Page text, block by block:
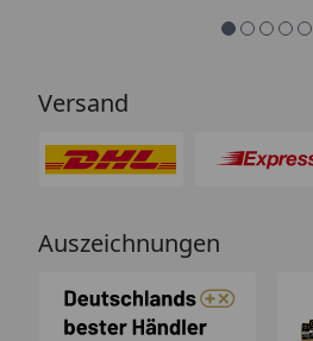
Menschen mit
(auch dass ist leider
Versand
Auszeichnungen